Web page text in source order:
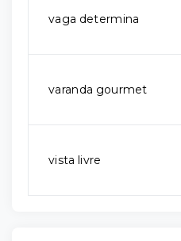
vaga determina
varanda gourmet
vista livre